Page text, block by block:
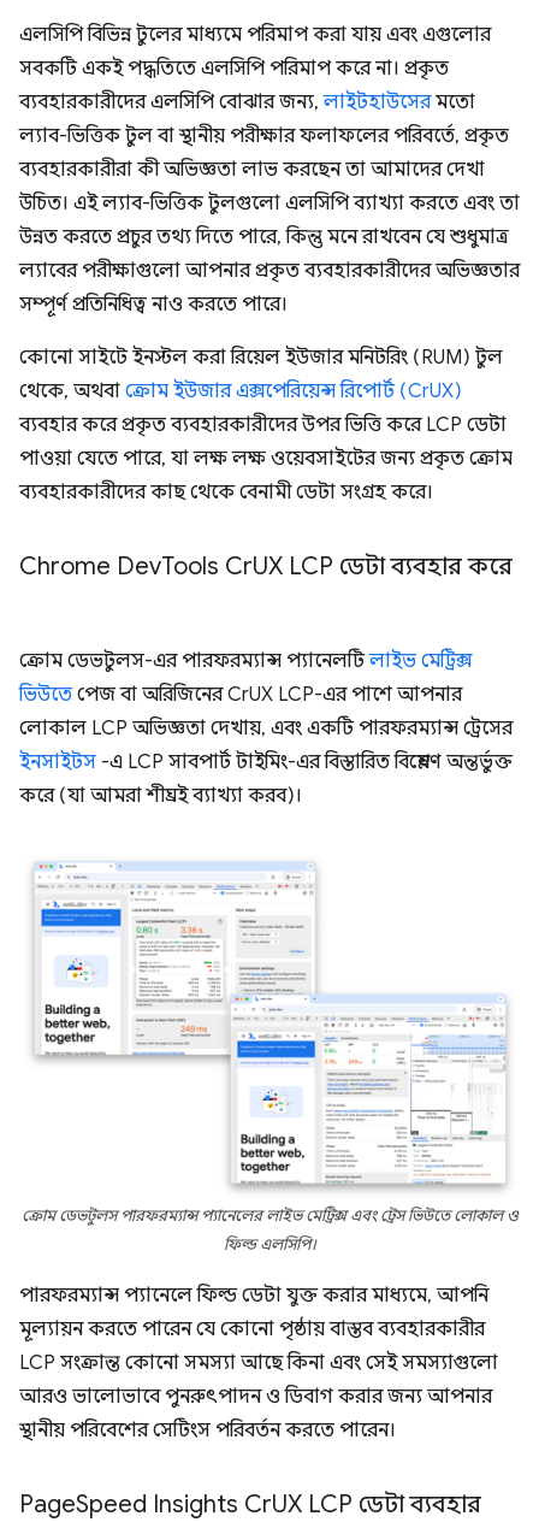
এলসিপি বিভিন্ন টুলের মাধ্যমে পরিমাপ করা যায় এবং এগুলোর
সবকটি একই পদ্ধতিতে এলসিপি পরিমাপ করে না। প্রকৃত
ব্যবহারকারীদের এলসিপি বোঝার জন্য,লাইটহাউসেরমতো
ল্যাব-ভিত্তিক টুল বা স্থানীয় পরীক্ষার ফলাফলের পরিবর্তে, প্রকৃত
ব্যবহারকারীরা কী অভিজ্ঞতা লাভ করছেন তা আমাদের দেখা
উচিত। এই ল্যাব-ভিত্তিক টুলগুলো এলসিপি ব্যাখ্যা করতে এবং তা
উন্নত করতে প্রচুর তথ্য দিতে পারে, কিন্তু মনে রাখবেন যে শুধুমাত্র
ল্যাবের পরীক্ষাগুলো আপনার প্রকৃত ব্যবহারকারীদের অভিজ্ঞতার
সম্পূর্ণ প্রতিনিধিত্ব নাও করতে পারে।
কোনো সাইটে ইনস্টল করা রিয়েল ইউজার মনিটরিং (RUM) টুল
থেকে, অথবা ক্রোম ইউজার এক্সপেরিয়েন্স রিপোর্ট (CrUX)
ব্যবহার করে প্রকৃত ব্যবহারকারীদের উপর ভিত্তি করে LCP ডেটা
পাওয়া যেতে পারে, যা লক্ষ লক্ষ ওয়েবসাইটের জন্য প্রকৃত ক্রোম
ব্যবহারকারীদের কাছ থেকে বেনামী ডেটা সংগ্রহ করে।
Chrome DevTools CrUX LCP ডেটা ব্যবহার করে
ক্রোম ডেভটুলস-এর পারফরম্যান্স প্যানেলটিলাইভ মেট্রিক্স
ভিউতে পেজ বা অরিজিনের CrUX LCP-এর পাশে আপনার
লোকাল LCP অভিজ্ঞতা দেখায়, এবং একটি পারফরম্যান্স ট্রেসের
ইনসাইটস -এ LCP সাবপার্ট টাইমিং-এর বিস্তারিত বিশ্লেষণ অন্তর্ভুক্ত
করে (যা আমরা শীঘ্রই ব্যাখ্যা করব)।
ক্রোম ডেভটুলস পারফরম্যান্স প্যানেলের লাইভ মেট্রিক্স এবং ট্রেস ভিউতে লোকাল ও
ফিল্ড এলসিপি।
পারফরম্যান্স প্যানেলে ফিল্ড ডেটা যুক্ত করার মাধ্যমে, আপনি
মূল্যায়ন করতে পারেন যে কোনো পৃষ্ঠায় বাস্তব ব্যবহারকারীর
LCP সংক্রান্ত কোনো সমস্যা আছে কিনা এবং সেই সমস্যাগুলো
আরও ভালোভাবে পুনরুৎপাদন ও ডিবাগ করার জন্য আপনার
স্থানীয় পরিবেশের সেটিংস পরিবর্তন করতে পারেন।
PageSpeed ​​Insights CrUX LCP ডেটা ব্যবহার